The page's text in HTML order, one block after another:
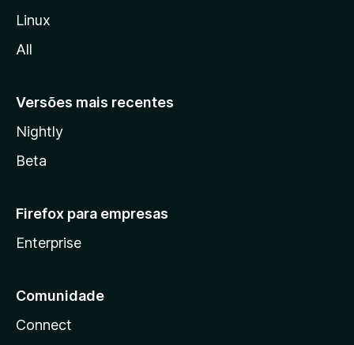
a
Linux
All
Versões mais recentes
Nightly
Beta
Firefox para empresas
Enterprise
Comunidade
Connect